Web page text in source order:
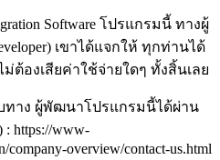
Software โปรแกรมนี้ ทางผู้
เขาได้แจกให้ ทุกท่านได้
ต้องเสียค่าใช้จ่ายใดๆ ทั้งสิ้นเลย
าง ผู้พัฒนาโปรแกรมนี้ได้ผ่าน
https://www-
company-overview/contact-us.html